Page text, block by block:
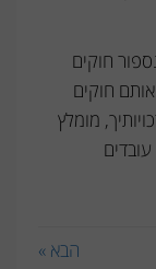
חוקים
חוקים
מומלץ
הבא »